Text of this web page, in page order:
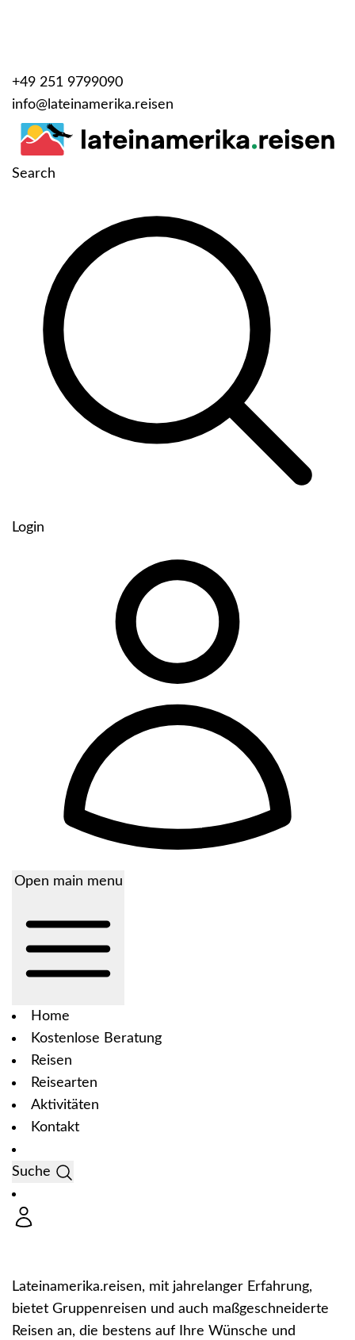
+49 251 9799090
info@lateinamerika.reisen
Search
Login
Open main menu
Home
Kostenlose Beratung
Reisen
Reisearten
Aktivitäten
Kontakt
Suche
Lateinamerika.reisen, mit jahrelanger Erfahrung,
bietet Gruppenreisen und auch maßgeschneiderte
Reisen an, die bestens auf Ihre Wünsche und